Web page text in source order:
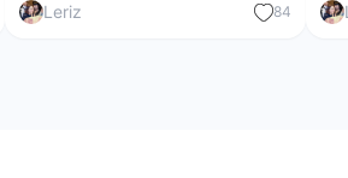
Leriz 84